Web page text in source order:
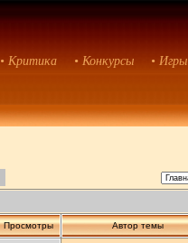
• Критика • Конкурсы • Игры
Просмотры Автор темы